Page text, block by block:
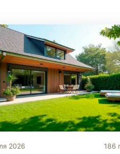
на дороге до парковки
и в каком размере
Узнайте, как законно
придомовую землю и
десятки тысяч рублей за
метры.
2026 186